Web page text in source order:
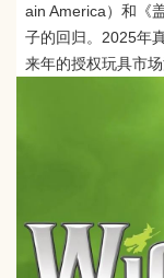
ain America）和《
子的回归。2025年
来年的授权玩具市场